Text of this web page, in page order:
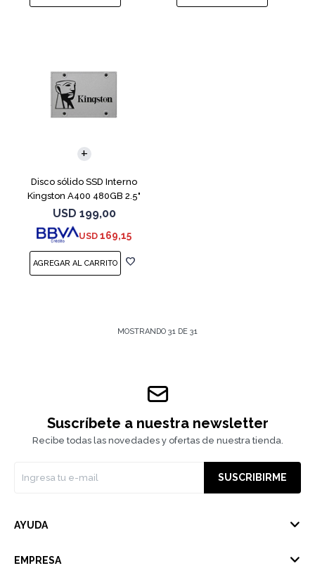
Disco sólido SSD Interno
Kingston A400 480GB 2.5"
SATA 3
USD 199,00
USD 169,15
MOSTRANDO 31 DE 31
Suscríbete a nuestra newsletter
Recibe todas las novedades y ofertas de nuestra tienda.
SUSCRIBIRME
AYUDA
EMPRESA